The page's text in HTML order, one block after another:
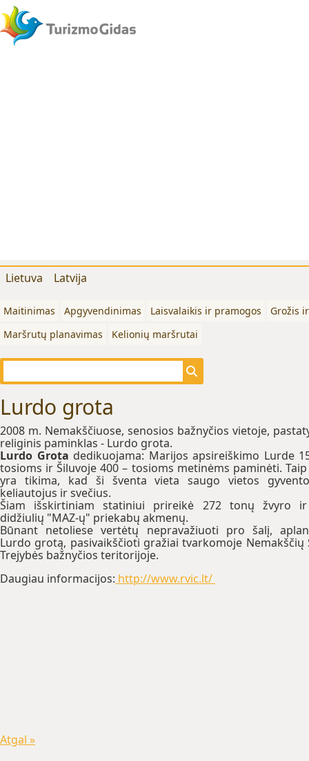
Lietuva Latvija
Maitinimas Apgyvendinimas Laisvalaikis ir pramogos
Grožis
Maršrutų planavimas
Kelionių maršrutai
Lurdo grota
2008 m. Nemakščiuose, senosios bažnyčios vietoje,
religinis paminklas - Lurdo grota.
Lurdo Grota dedikuojama: Marijos apsireiškimo Lurde
tosioms ir Šiluvoje 400 – tosioms metinėms paminėti.
yra tikima, kad ši šventa vieta saugo vietos
keliautojus ir svečius.
Šiam išskirtiniam statiniui prireikė 272 tonų žvyro
didžiulių "MAZ-ų" priekabų akmenų.
Būnant netoliese vertėtų nepravažiuoti pro šalį,
Lurdo grotą, pasivaikščioti gražiai tvarkomoje Nemakščių
Trejybės bažnyčios teritorijoje.
Daugiau informacijos: http://www.rvic.lt/
Atgal »